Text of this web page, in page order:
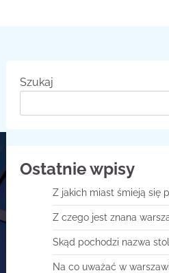
Szukaj
Ostatnie wpisy
Z jakich miast śmieją się
Z czego jest znana
Skąd pochodzi nazwa
Na co uważać w